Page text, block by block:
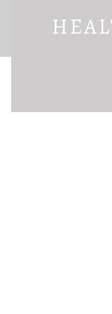
ДЛЯ
HEALTHY